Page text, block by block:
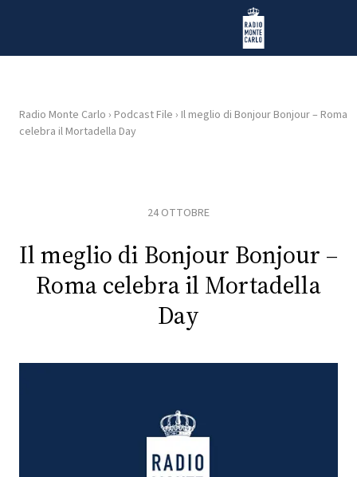
Radio Monte Carlo
HOME
RADIO
PLAYLIST
Radio Monte Carlo › Podcast File › Il meglio di Bonjour Bonjour – Roma
celebra il Mortadella Day
24 OTTOBRE
Il meglio di Bonjour Bonjour –
Roma celebra il Mortadella
Day